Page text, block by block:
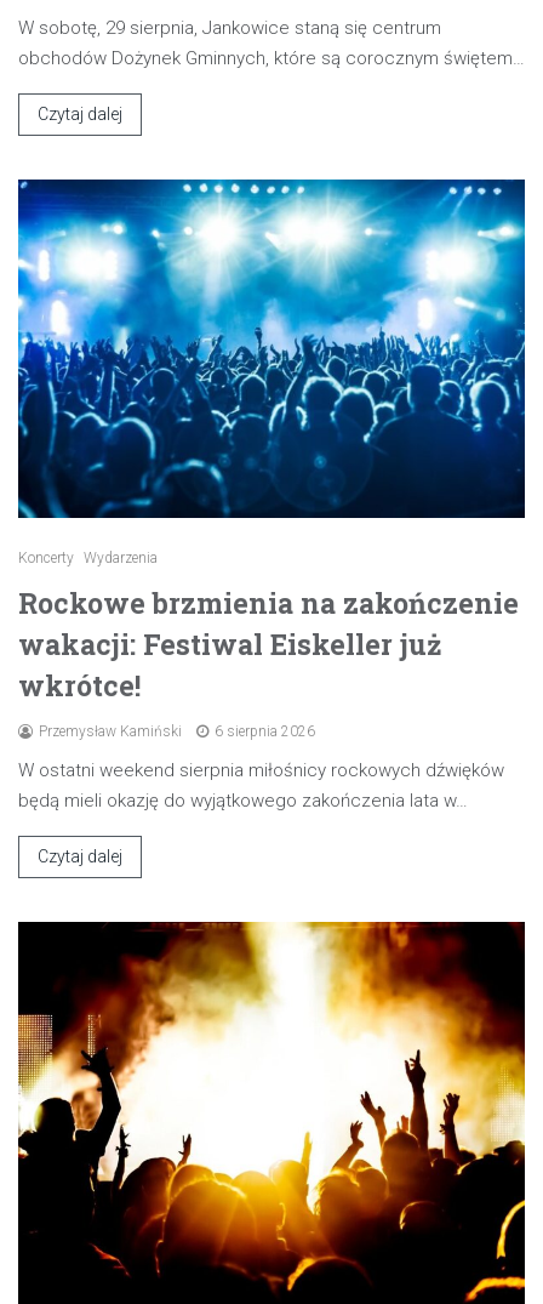
W sobotę, 29 sierpnia, Jankowice staną się centrum
obchodów Dożynek Gminnych, które są corocznym świętem…
Czytaj dalej
Koncerty Wydarzenia
Rockowe brzmienia na zakończenie
wakacji: Festiwal Eiskeller już
wkrótce!
Przemysław Kamiński 6 sierpnia 2026
W ostatni weekend sierpnia miłośnicy rockowych dźwięków
będą mieli okazję do wyjątkowego zakończenia lata w…
Czytaj dalej